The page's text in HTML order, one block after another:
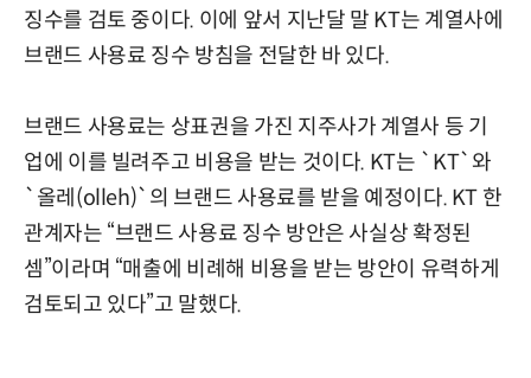
징수를 검토 중이다. 이에 앞서 지난달 말 KT는 계열사에
브랜드 사용료 징수 방침을 전달한 바 있다.
브랜드 사용료는 상표권을 가진 지주사가 계열사 등 기
업에 이를 빌려주고 비용을 받는 것이다. KT는 `KT`와
`올레(olleh)`의 브랜드 사용료를 받을 예정이다. KT 한
관계자는 “브랜드 사용료 징수 방안은 사실상 확정된
셈”이라며 “매출에 비례해 비용을 받는 방안이 유력하게
검토되고 있다”고 말했다.